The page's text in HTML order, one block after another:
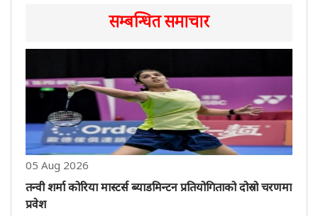
सम्बन्धित समाचार
05 Aug 2026
तन्वी शर्मा कोरिया मास्टर्स ब्याडमिन्टन प्रतियोगिताको दोस्रो चरणमा
प्रवेश